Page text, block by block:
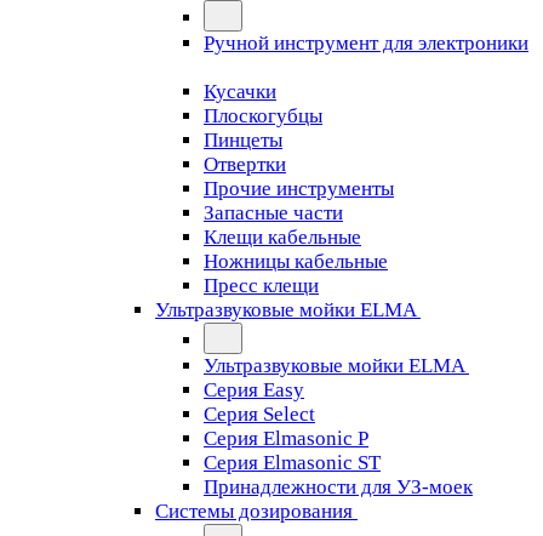
Ручной инструмент для электроники
Кусачки
Плоскогубцы
Пинцеты
Отвертки
Прочие инструменты
Запасные части
Клещи кабельные
Ножницы кабельные
Пресс клещи
Ультразвуковые мойки ELMA
Ультразвуковые мойки ELMA
Серия Easy
Серия Select
Серия Elmasonic P
Серия Elmasonic ST
Принадлежности для УЗ-моек
Системы дозирования